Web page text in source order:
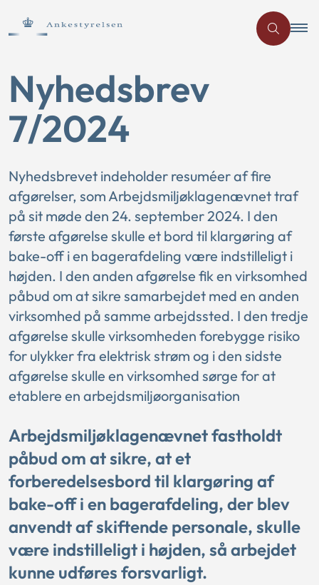
Nyhedsbrev
7/2024
Nyhedsbrevet indeholder resuméer af fire
afgørelser, som Arbejdsmiljøklagenævnet traf
på sit møde den 24. september 2024. I den
første afgørelse skulle et bord til klargøring af
bake-off i en bagerafdeling være indstilleligt i
højden. I den anden afgørelse fik en virksomhed
påbud om at sikre samarbejdet med en anden
virksomhed på samme arbejdssted. I den tredje
afgørelse skulle virksomheden forebygge risiko
for ulykker fra elektrisk strøm og i den sidste
afgørelse skulle en virksomhed sørge for at
etablere en arbejdsmiljøorganisation
Arbejdsmiljøklagenævnet fastholdt
påbud om at sikre, at et
forberedelsesbord til klargøring af
bake-off i en bagerafdeling, der blev
anvendt af skiftende personale, skulle
være indstilleligt i højden, så arbejdet
kunne udføres forsvarligt.